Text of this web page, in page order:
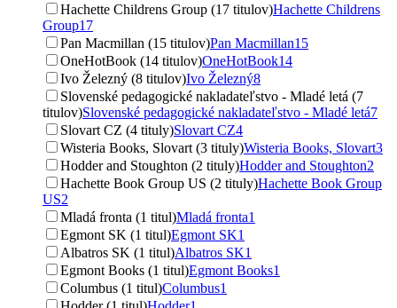
Hachette Childrens Group (17 titulov)Hachette Childrens
Group17
Pan Macmillan (15 titulov)Pan Macmillan15
OneHotBook (14 titulov)OneHotBook14
Ivo Železný (8 titulov)Ivo Železný8
Slovenské pedagogické nakladateľstvo - Mladé letá (7
titulov)Slovenské pedagogické nakladateľstvo - Mladé letá7
Slovart CZ (4 tituly)Slovart CZ4
Wisteria Books, Slovart (3 tituly)Wisteria Books, Slovart3
Hodder and Stoughton (2 tituly)Hodder and Stoughton2
Hachette Book Group US (2 tituly)Hachette Book Group
US2
Mladá fronta (1 titul)Mladá fronta1
Egmont SK (1 titul)Egmont SK1
Albatros SK (1 titul)Albatros SK1
Egmont Books (1 titul)Egmont Books1
Columbus (1 titul)Columbus1